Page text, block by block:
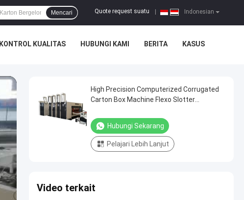
Indonesian
Quote request suatu
Mencari
KONTROL KUALITAS HUBUNGI KAMI BERITA KASUS
High Precision Computerized Corrugated
Carton Box Machine Flexo Slotter
Hubungi Sekarang
Pelajari Lebih Lanjut
Video terkait